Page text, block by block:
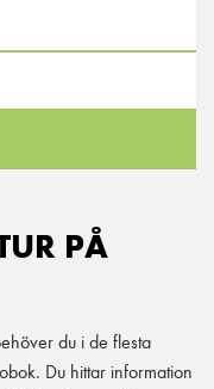
PÅ
du i de flesta
Du hittar information